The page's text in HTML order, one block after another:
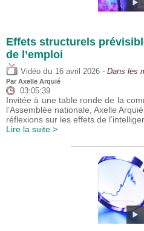
Effets structurels
de l’emploi
Vidéo du 16 avril 2026 - Dans les
Par Axelle Arquié
03:05:39
Invitée à une table ronde de la
l’Assemblée nationale, Axelle
réflexions sur les effets de
Lire la suite >